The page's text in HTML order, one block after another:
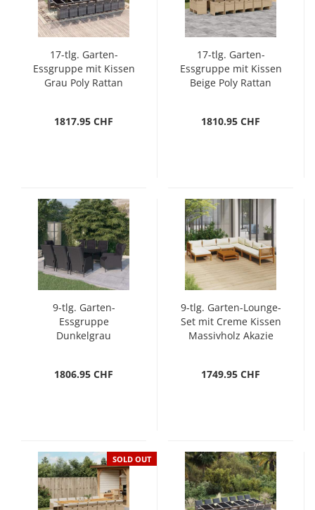
17-tlg. Garten-
Essgruppe mit Kissen
Grau Poly Rattan
1817.95 CHF
17-tlg. Garten-
Essgruppe mit Kissen
Beige Poly Rattan
1810.95 CHF
9-tlg. Garten-
Essgruppe
Dunkelgrau
1806.95 CHF
9-tlg. Garten-Lounge-
Set mit Creme Kissen
Massivholz Akazie
1749.95 CHF
SOLD OUT